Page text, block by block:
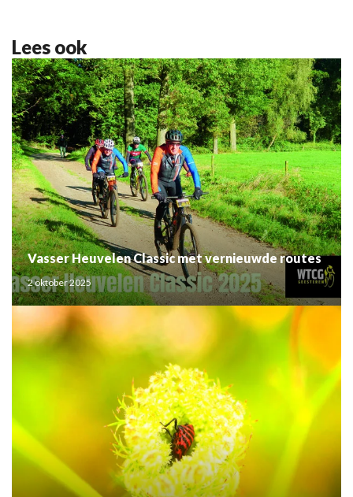
Lees ook
Vasser Heuvelen Classic met vernieuwde routes
2 oktober 2025